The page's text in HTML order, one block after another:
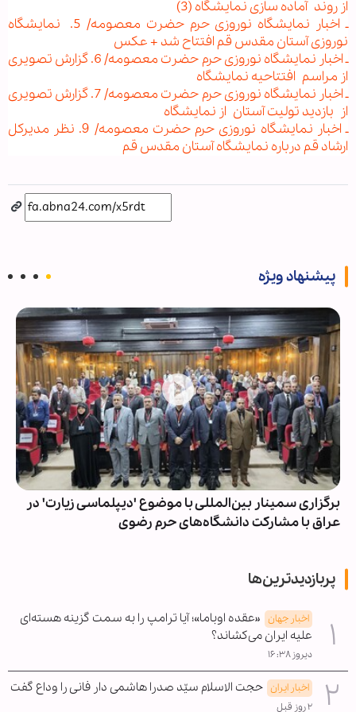
از روند آماده سازی نمایشگاه (3)
ـ اخبار نمایشگاه نوروزی حرم حضرت معصومه/ 5. نمایشگاه
نوروزی آستان مقدس قم افتتاح شد + عکس
ـ اخبار نمایشگاه نوروزی حرم حضرت معصومه/ 6. گزارش تصویری
از مراسم افتتاحیه نمایشگاه
ـ اخبار نمایشگاه نوروزی حرم حضرت معصومه/ 7. گزارش تصویری
از بازدید تولیت آستان از نمایشگاه
ـ اخبار نمایشگاه نوروزی حرم حضرت معصومه/ 9. نظر مدیرکل
ارشاد قم درباره نمایشگاه آستان مقدس قم
پیشنهاد ویژه
برگزاری سمینار بین‌المللی با موضوع 'دیپلماسی زیارت' در
عراق با مشارکت دانشگاه‌های حرم رضوی
پربازدیدترین‌ها
اخبار جهان «عقده اوباما»؛ آیا ترامپ را به سمت گزینه هسته‌ای
علیه ایران می‌کشاند؟
دیروز ۱۶:۳۸
اخبار ایران حجت الاسلام سیّد صدرا هاشمی دار فانی را وداع گفت
۲ روز قبل